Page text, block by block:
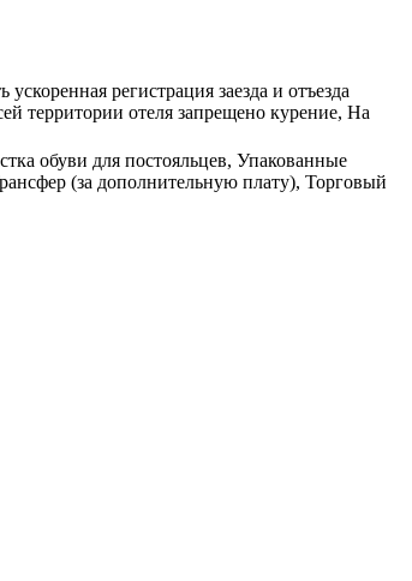
регистрация заезда и отъезда
территории отеля запрещено курение, На
обуви для постояльцев, Упакованные
(за дополнительную плату), Торговый